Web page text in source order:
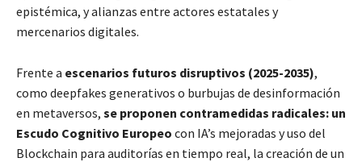
epistémica, y alianzas entre actores estatales y
mercenarios digitales.
Frente a escenarios futuros disruptivos (2025-2035),
como deepfakes generativos o burbujas de desinformación
en metaversos, se proponen contramedidas radicales: un
Escudo Cognitivo Europeo con IA’s mejoradas y uso del
Blockchain para auditorías en tiempo real, la creación de un